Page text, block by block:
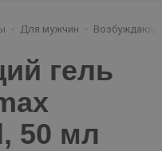
Для мужчин
гель
50 мл